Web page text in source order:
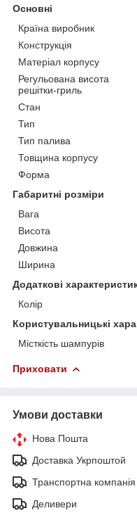
Основні
Країна виробник
Конструкція
Матеріал корпусу
Регульована висота
решітки-гриль
Стан
Тип
Тип палива
Товщина корпусу
Форма
Габаритні розміри
Вага
Висота
Довжина
Ширина
Додаткові
Колір
Користувальницькі
Місткість шампурів
Приховати
Умови доставки
Нова Пошта
Доставка Укрпоштой
Транспортна компанія
Деливери